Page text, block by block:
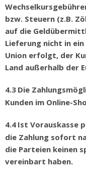
Wechselkursgebü
bzw. Steuern (z.B. Zö
auf die Geldü
Lieferung nicht in ein
Union erfolgt, der
Land außerhalb der
4.3 Die Zahlungsmö
Kunden im Online-
4.4 Ist Vorauskasse
die Zahlung sofort
die Parteien keinen
vereinbart haben.